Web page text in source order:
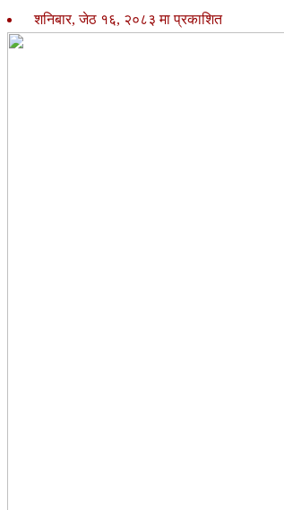
शनिबार, जेठ १६, २०८३ मा प्रकाशित